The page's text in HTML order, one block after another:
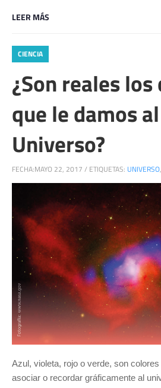
LEER MÁS
CIENCIA
¿Son reales
que le damos al
Universo?
FECHA:MAYO 22, 2017 / ETIQUETAS: UNIVERSO,
Azul, violeta, rojo o verde, son
asociar o recordar gráficamente al